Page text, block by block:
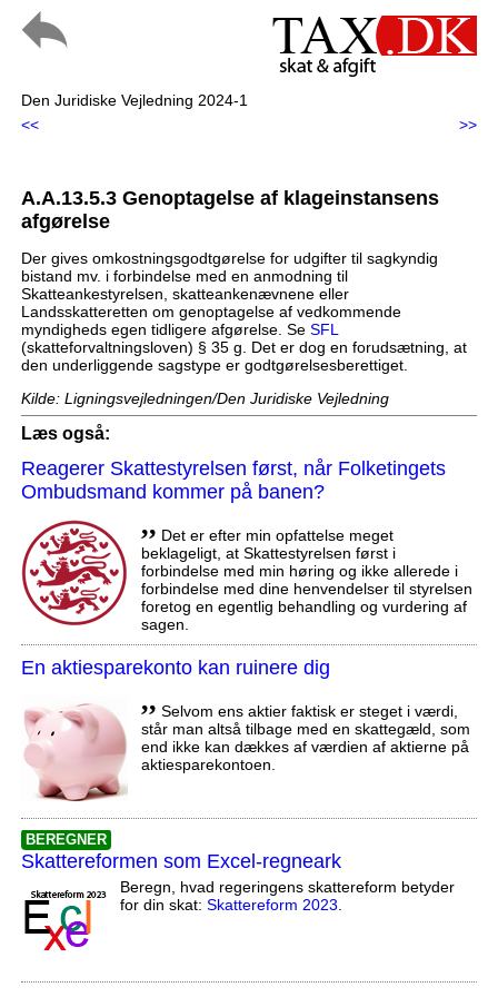
Den Juridiske Vejledning 2024-1
<<
>>
A.A.13.5.3 Genoptagelse af klageinstansens
afgørelse
Der gives omkostningsgodtgørelse for udgifter til sagkyndig
bistand mv. i forbindelse med en anmodning til
Skatteankestyrelsen, skatteankenævnene eller
Landsskatteretten om genoptagelse af vedkommende
myndigheds egen tidligere afgørelse. Se SFL
(skatteforvaltningsloven) § 35 g. Det er dog en forudsætning, at
den underliggende sagstype er godtgørelsesberettiget.
Kilde: Ligningsvejledningen/Den Juridiske Vejledning
Læs også:
Reagerer Skattestyrelsen først, når Folketingets
Ombudsmand kommer på banen?
,, Det er efter min opfattelse meget
beklageligt, at Skattestyrelsen først i
forbindelse med min høring og ikke allerede i
forbindelse med dine henvendelser til styrelsen
foretog en egentlig behandling og vurdering af
sagen.
En aktiesparekonto kan ruinere dig
,, Selvom ens aktier faktisk er steget i værdi,
står man altså tilbage med en skattegæld, som
end ikke kan dækkes af værdien af aktierne på
aktiesparekontoen.
BEREGNER
Skattereformen som Excel-regneark
Beregn, hvad regeringens skattereform betyder
for din skat: Skattereform 2023